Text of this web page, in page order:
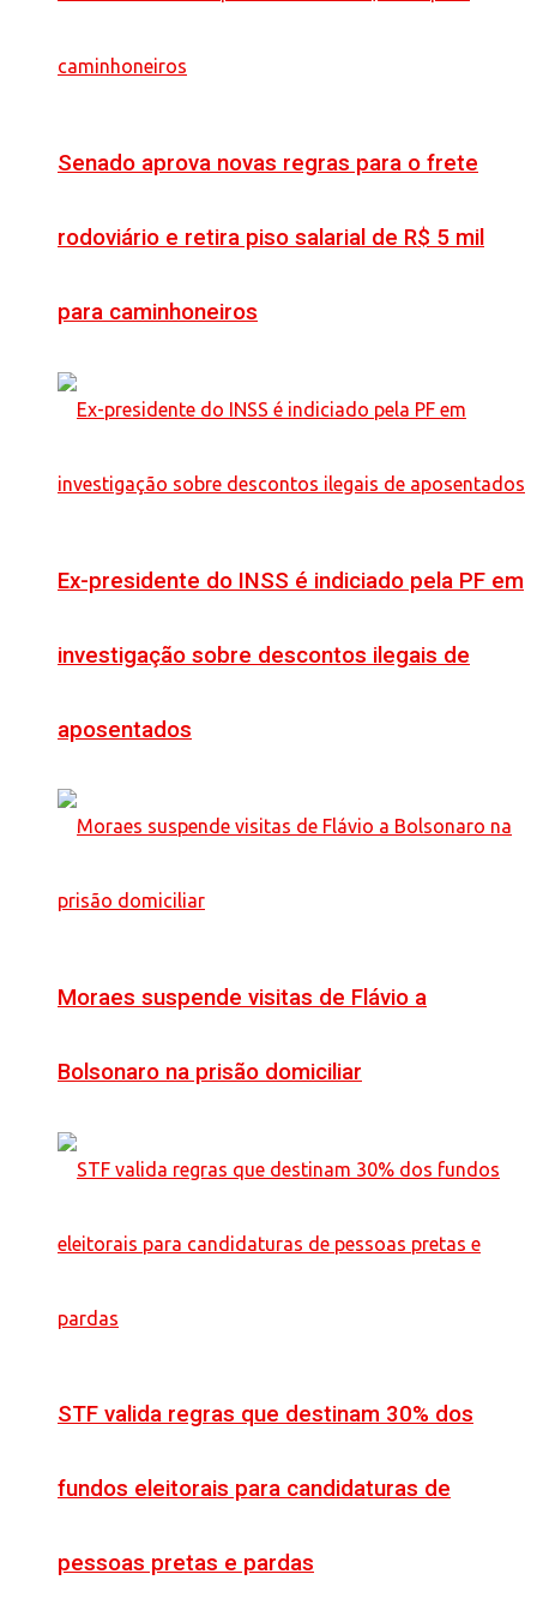
Senado aprova novas regras para o frete
rodoviário e retira piso salarial de R$ 5 mil
para caminhoneiros
Ex-presidente do INSS é indiciado pela PF em
investigação sobre descontos ilegais de
aposentados
Moraes suspende visitas de Flávio a
Bolsonaro na prisão domiciliar
STF valida regras que destinam 30% dos
fundos eleitorais para candidaturas de
pessoas pretas e pardas